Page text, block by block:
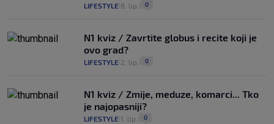
LIFESTYLE 8. lip. 0
N1 kviz / Zavrtite globus i recite koji je
ovo grad?
LIFESTYLE 2. lip. 0
N1 kviz / Zmije, meduze, komarci... Tko
je najopasniji?
LIFESTYLE 1. lip. 0